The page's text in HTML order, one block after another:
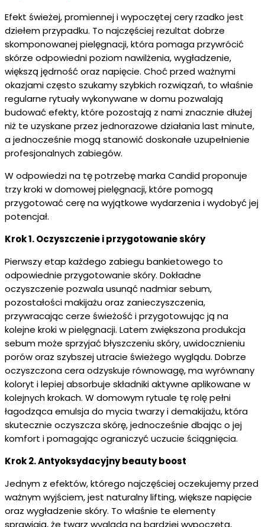
Efekt świeżej, promiennej i wypoczętej cery rzadko jest
dziełem przypadku. To najczęściej rezultat dobrze
skomponowanej pielęgnacji, która pomaga przywrócić
skórze odpowiedni poziom nawilżenia, wygładzenie,
większą jędrność oraz napięcie. Choć przed ważnymi
okazjami często szukamy szybkich rozwiązań, to właśnie
regularne rytuały wykonywane w domu pozwalają
budować efekty, które pozostają z nami znacznie dłużej
niż te uzyskane przez jednorazowe działania last minute,
a jednocześnie mogą stanowić doskonałe uzupełnienie
profesjonalnych zabiegów.
W odpowiedzi na tę potrzebę marka Candid proponuje
trzy kroki w domowej pielęgnacji, które pomogą
przygotować cerę na wyjątkowe wydarzenia i wydobyć jej
potencjał.
Krok 1. Oczyszczenie i przygotowanie skóry
Pierwszy etap każdego zabiegu bankietowego to
odpowiednie przygotowanie skóry. Dokładne
oczyszczenie pozwala usunąć nadmiar sebum,
pozostałości makijażu oraz zanieczyszczenia,
przywracając cerze świeżość i przygotowując ją na
kolejne kroki w pielęgnacji. Latem zwiększona produkcja
sebum może sprzyjać błyszczeniu skóry, uwidocznieniu
porów oraz szybszej utracie świeżego wyglądu. Dobrze
oczyszczona cera odzyskuje równowagę, ma wyrównany
koloryt i lepiej absorbuje składniki aktywne aplikowane w
kolejnych krokach. W domowym rytuale tę rolę pełni
łagodząca emulsja do mycia twarzy i demakijażu, która
skutecznie oczyszcza skórę, jednocześnie dbając o jej
komfort i pomagając ograniczyć uczucie ściągnięcia.
Krok 2. Antyoksydacyjny beauty boost
Jednym z efektów, którego najczęściej oczekujemy przed
ważnym wyjściem, jest naturalny lifting, większe napięcie
oraz wygładzenie skóry. To właśnie te elementy
sprawiają, że twarz wygląda na bardziej wypoczętą,